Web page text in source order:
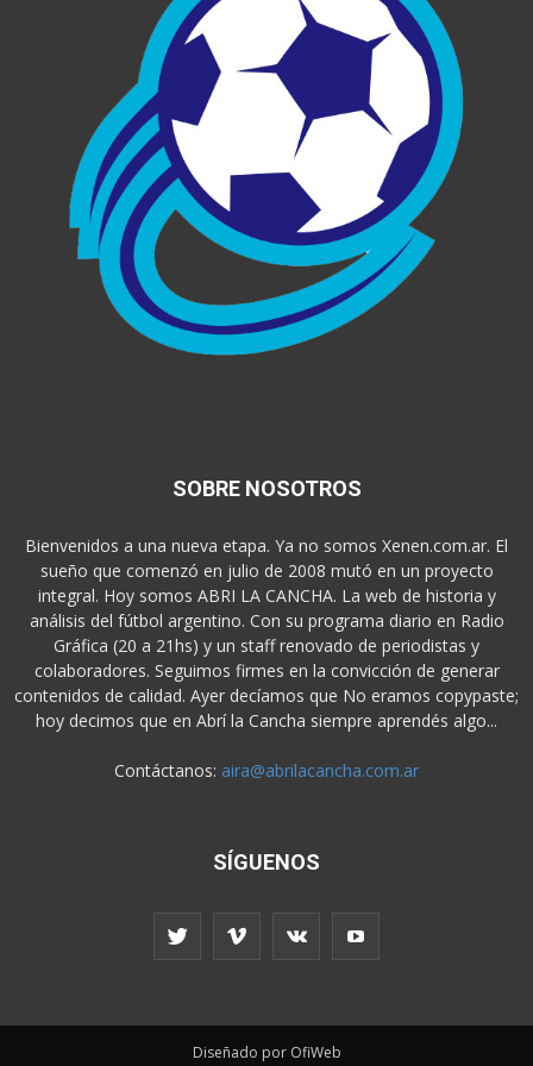
SOBRE NOSOTROS
Bienvenidos a una nueva etapa. Ya no somos Xenen.com.ar. El
sueño que comenzó en julio de 2008 mutó en un proyecto
integral. Hoy somos ABRI LA CANCHA. La web de historia y
análisis del fútbol argentino. Con su programa diario en Radio
Gráfica (20 a 21hs) y un staff renovado de periodistas y
colaboradores. Seguimos firmes en la convicción de generar
contenidos de calidad. Ayer decíamos que No eramos copypaste;
hoy decimos que en Abrí la Cancha siempre aprendés algo...
Contáctanos: aira@abrilacancha.com.ar
SÍGUENOS
Diseñado por OfiWeb